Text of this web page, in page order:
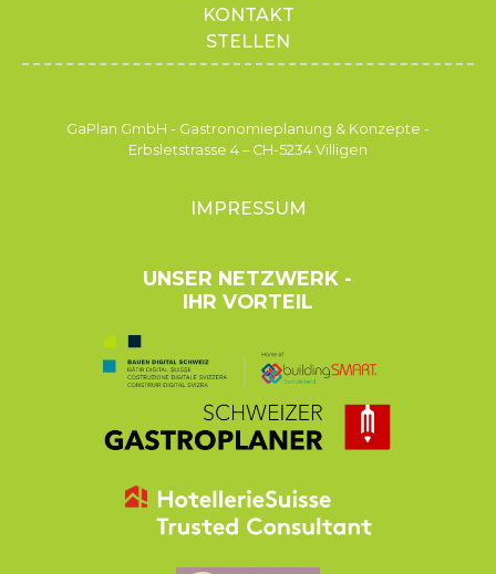
KONTAKT
STELLEN
GaPlan GmbH - Gastronomieplanung & Konzepte -
Erbsletstrasse 4 – CH-5234 Villigen
IMPRESSUM
UNSER NETZWERK -
IHR VORTEIL